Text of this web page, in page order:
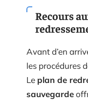
Recours
Avant d’en
les procédures
Le plan de
sauvegarde